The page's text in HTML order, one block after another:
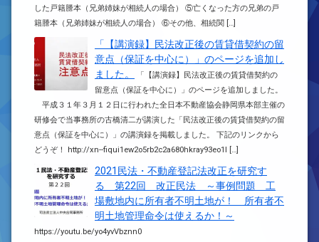
した戸籍謄本（兄弟姉妹が相続人の場合） ⑤亡くなった方の兄弟の戸
籍謄本（兄弟姉妹が相続人の場合） ⑥その他、相続関 […]
「【講演録】民法改正後の賃貸借契約の留
意点（保証を中心に）」のページを追加し
ました。
「【講演録】民法改正後の賃貸借契約の
留意点（保証を中心に）」のページを追加しました。
平成３１年３月１２日に行われた全日本不動産協会静岡県本部主催の
研修会で当事務所の古橋清二が講演した「民法改正後の賃貸借契約の留
意点（保証を中心に）」の講演録を掲載しました。 下記のリンクから
どうぞ！ http://xn--fiqui1ew2o5rb2c2a680hkray93eo1l […]
2021民法・不動産登記法改正を研究す
る 第22回 改正民法 ～事例問題 工
場敷地内に所有者不明土地が！ 所有者不
明土地管理命令は使えるか！～
https://youtu.be/yo4yvVbznn0